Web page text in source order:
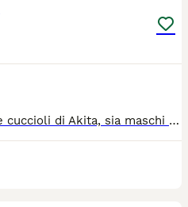
Disponibili alla prenotazione cuccioli di Akita, sia maschi che femmine. Nascita prevista per settembre 2026! Genitori entrambi esenti ufficialmente da displasia ad anca, gomito e spalla, negativi alle oculopatie, testati per la amelogenesi (malattia dei denti), con ottimo carattere. I cuccioli avranno naturalmente il pedigree e saranno ceduti con i vaccini, microchip, passaggio di proprietà registrato in anagrafica canina, certificazione di buona salute, puppy kit e tanto altro. Siamo un allevamento riconosciuto ENCI dedito alla sola razza Akita. Scrivici su WhatsApp per venire a trovarci. Ci troviamo in provincia di Monza in Lombardia. Sui social FB e IG trovate la nostra pagina con molte foto e video, anche delle varie attività che svolgiamo con le famiglie dei nostri Akita Doragon no Kokoro Kensha I cuccioli nati nel nostro allevamento crescono in un ambiente ricco di stimoli, curiamo molto la loro socializzazione nella primissima fase di crescita, in modo da porre basi solide su cui le famiglie potranno iniziare a costruire serenamente la loro vita con il cucciolo. I cuccioli crescono inoltre non solo con la mamma, ma con la presenza di altri Akita competenti ed equilibrati, appendendo da loro il giusto modo di porsi, acquisendo una buona competenza nella comunicazione con i propri simili. Siete i benvenuti nel venire a trovarci senza alcun impegno in modo da poter vedere di persona il nostro modo di allevare, conoscere noi, i nostri Akita e poter rispondere a tutte le vostre domande e curiosità sulla razza.